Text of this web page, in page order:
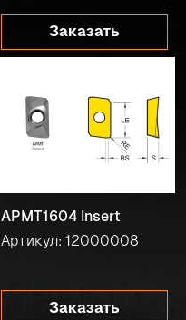
Заказать
APMT1604 Insert
Артикул: 12000008
Заказать